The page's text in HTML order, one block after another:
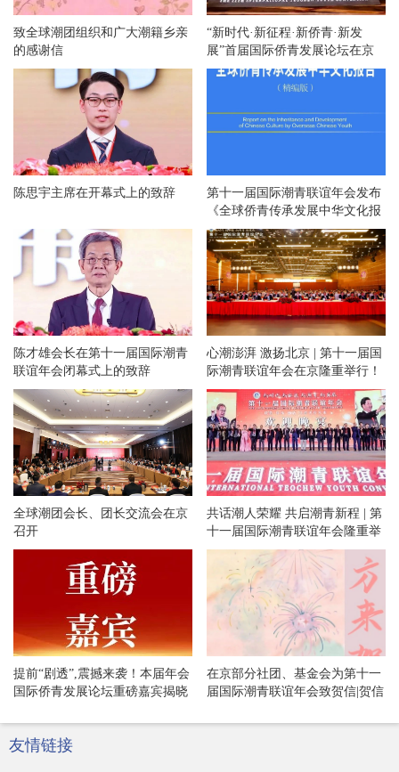
致全球潮团组织和广大潮籍乡亲
的感谢信
“新时代·新征程·新侨青·新发
展”首届国际侨青发展论坛在京
举办
陈思宇主席在开幕式上的致辞
第十一届国际潮青联谊年会发布
《全球侨青传承发展中华文化报
告》
陈才雄会长在第十一届国际潮青
联谊年会闭幕式上的致辞
心潮澎湃 激扬北京 | 第十一届国
际潮青联谊年会在京隆重举行！
全球潮团会长、团长交流会在京
召开
共话潮人荣耀 共启潮青新程 | 第
十一届国际潮青联谊年会隆重举
办欢迎晚宴和专场文艺晚会！
提前“剧透”,震撼来袭！本届年会
国际侨青发展论坛重磅嘉宾揭晓
在京部分社团、基金会为第十一
届国际潮青联谊年会致贺信|贺信
友情链接